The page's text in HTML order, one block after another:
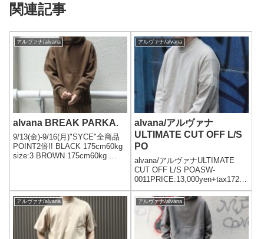
関連記事
アルヴァナ/alvana
alvana BREAK PARKA.
9/13(金)-9/16(月)"SYCE"全商品
POINT2倍!! BLACK 175cm60kg
size:3 BROWN 175cm60kg
アルヴァナ/alvana
alvana/アルヴァナ
ULTIMATE CUT OFF L/S
PO
alvana/アルヴァナULTIMATE
CUT OFF L/S POASW-
0011PRICE:13,000yen+tax172c
m 63kgSIZE:2着用color:KAHKI
BEIGEcolor:IVORYこちらの
ULTIMATE...
アルヴァナ/alvana アルヴァナ/alvana